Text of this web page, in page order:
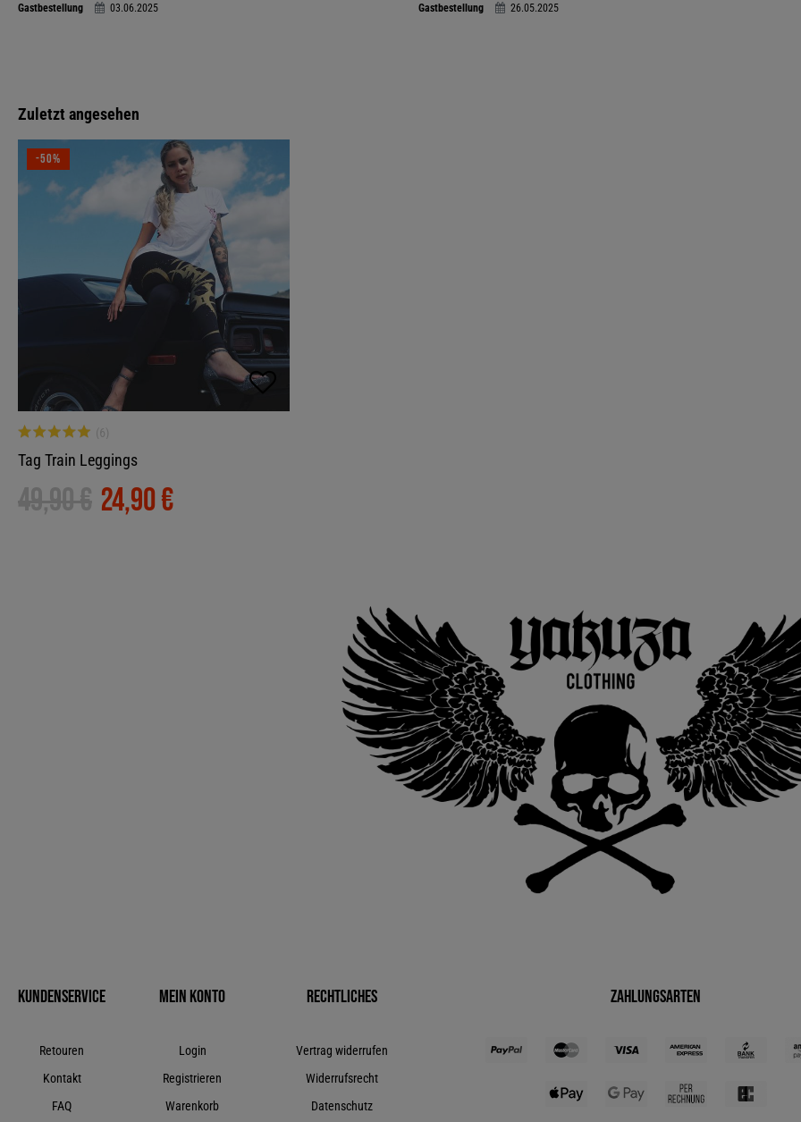
Gastbestellung 03.06.2025 Gastbestellung 26.05.2025
Zuletzt angesehen
-50%
Tag Train Leggings
49,90 € 24,90 €
Kundenservice
Retouren
Kontakt
FAQ
Mein Konto
Login
Registrieren
Warenkorb
Rechtliches
Vertrag widerrufen
Widerrufsrecht
Datenschutz
Zahlungsarten